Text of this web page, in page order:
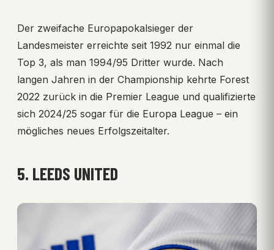
Der zweifache Europapokalsieger der
Landesmeister erreichte seit 1992 nur einmal die
Top 3, als man 1994/95 Dritter wurde. Nach
langen Jahren in der Championship kehrte Forest
2022 zurück in die Premier League und qualifizierte
sich 2024/25 sogar für die Europa League – ein
mögliches neues Erfolgszeitalter.
5. LEEDS UNITED